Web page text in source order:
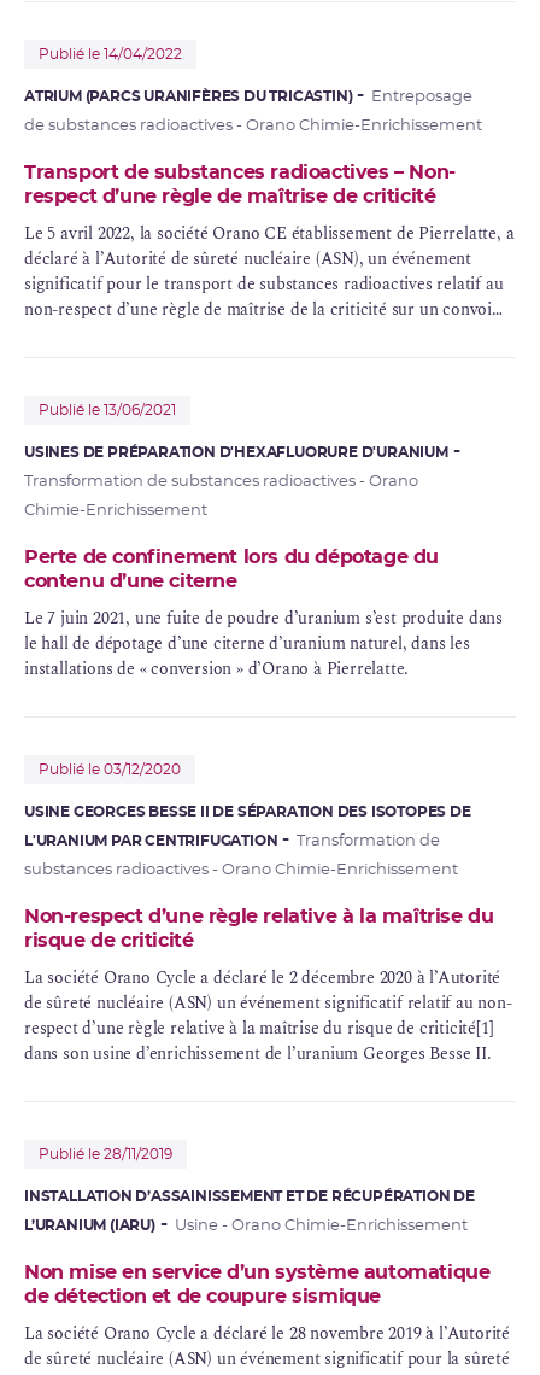
Publié le 14/04/2022
ATRIUM (PARCS URANIFÈRES DU TRICASTIN)
Entreposage
de substances radioactives - Orano Chimie-Enrichissement
Transport de substances radioactives – Non-
respect d’une règle de maîtrise de criticité
Le 5 avril 2022, la société Orano CE établissement de Pierrelatte, a
déclaré à l’Autorité de sûreté nucléaire (ASN), un événement
significatif pour le transport de substances radioactives relatif au
non-respect d’une règle de maîtrise de la criticité sur un convoi
Publié le 13/06/2021
USINES DE PRÉPARATION D'HEXAFLUORURE D'URANIUM
Transformation de substances radioactives - Orano
Chimie-Enrichissement
Perte de confinement lors du dépotage du
contenu d’une citerne
Le 7 juin 2021, une fuite de poudre d’uranium s’est produite dans
le hall de dépotage d’une citerne d’uranium naturel, dans les
installations de « conversion » d’Orano à Pierrelatte.
Publié le 03/12/2020
USINE GEORGES BESSE II DE SÉPARATION DES ISOTOPES DE
L'URANIUM PAR CENTRIFUGATION
Transformation de
substances radioactives - Orano Chimie-Enrichissement
Non-respect d’une règle relative à la maîtrise du
risque de criticité
La société Orano Cycle a déclaré le 2 décembre 2020 à l’Autorité
de sûreté nucléaire (ASN) un événement significatif relatif au non-
respect d’une règle relative à la maîtrise du risque de criticité[1]
dans son usine d’enrichissement de l’uranium Georges Besse II.
Publié le 28/11/2019
INSTALLATION D’ASSAINISSEMENT ET DE RÉCUPÉRATION DE
L’URANIUM (IARU)
Usine - Orano Chimie-Enrichissement
Non mise en service d’un système automatique
de détection et de coupure sismique
La société Orano Cycle a déclaré le 28 novembre 2019 à l’Autorité
de sûreté nucléaire (ASN) un événement significatif pour la sûreté